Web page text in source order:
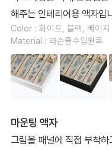
해주는 인테리어용 액자입
Color : 화이트, 블랙, 베이지
Material : 라슨쥴수입원목
마운팅 액자
그림을 패널에 직접 부착